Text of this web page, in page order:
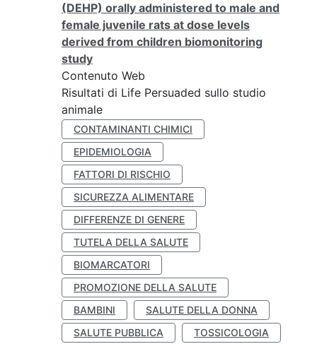
(DEHP) orally administered to male and
female juvenile rats at dose levels
derived from children biomonitoring
study
Contenuto Web
Risultati di Life Persuaded sullo studio
animale
CONTAMINANTI CHIMICI
EPIDEMIOLOGIA
FATTORI DI RISCHIO
SICUREZZA ALIMENTARE
DIFFERENZE DI GENERE
TUTELA DELLA SALUTE
BIOMARCATORI
PROMOZIONE DELLA SALUTE
BAMBINI
SALUTE DELLA DONNA
SALUTE PUBBLICA
TOSSICOLOGIA